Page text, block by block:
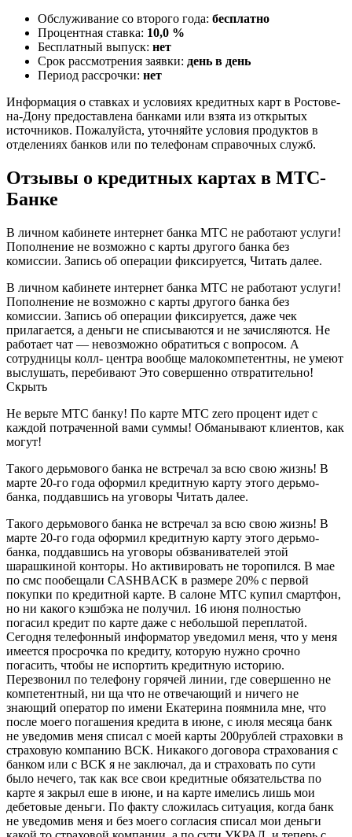
Обслуживание со второго года: бесплатно
Процентная ставка: 10,0 %
Бесплатный выпуск: нет
Срок рассмотрения заявки: день в день
Период рассрочки: нет
Информация о ставках и условиях кредитных карт в Ростове-
на-Дону предоставлена банками или взята из открытых
источников. Пожалуйста, уточняйте условия продуктов в
отделениях банков или по телефонам справочных служб.
Отзывы о кредитных картах в МТС-
Банке
В личном кабинете интернет банка МТС не работают услуги!
Пополнение не возможно с карты другого банка без
комиссии. Запись об операции фиксируется, Читать далее.
В личном кабинете интернет банка МТС не работают услуги!
Пополнение не возможно с карты другого банка без
комиссии. Запись об операции фиксируется, даже чек
прилагается, а деньги не списываются и не зачисляются. Не
работает чат — невозможно обратиться с вопросом. А
сотрудницы колл- центра вообще малокомпетентны, не умеют
выслушать, перебивают Это совершенно отвратительно!
Скрыть
Не верьте МТС банку! По карте МТС zero процент идет с
каждой потраченной вами суммы! Обманывают клиентов, как
могут!
Такого дерьмового банка не встречал за всю свою жизнь! В
марте 20-го года оформил кредитную карту этого дерьмо-
банка, поддавшись на уговоры Читать далее.
Такого дерьмового банка не встречал за всю свою жизнь! В
марте 20-го года оформил кредитную карту этого дерьмо-
банка, поддавшись на уговоры обзванивателей этой
шарашкиной конторы. Но активировать не торопился. В мае
по смс пообещали CASHBACK в размере 20% с первой
покупки по кредитной карте. В салоне МТС купил смартфон,
но ни какого кэшбэка не получил. 16 июня полностью
погасил кредит по карте даже с небольшой переплатой.
Сегодня телефонный информатор уведомил меня, что у меня
имеется просрочка по кредиту, которую нужно срочно
погасить, чтобы не испортить кредитную историю.
Перезвонил по телефону горячей линии, где совершенно не
компетентный, ни ща что не отвечающий и ничего не
знающий оператор по имени Екатерина поямнила мне, что
после моего погашения кредита в июне, с июля месяца банк
не уведомив меня списал с моей карты 200рублей страховки в
страховую компанию ВСК. Никакого договора страхования с
банком или с ВСК я не заключал, да и страховать по сути
было нечего, так как все свои кредитные обязательства по
карте я закрыл еше в июне, и на карте имелись лишь мои
дебетовые деньги. По факту сложилась ситуация, когда банк
не уведомив меня и без моего согласия списал мои деньги